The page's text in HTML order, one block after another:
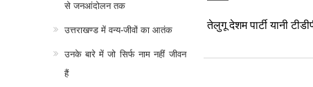
तेलुगू देशम पार्टी यानी
से जनआंदोलन तक
उत्तराखण्ड में वन्य-जीवों का आतंक
उनके बारे में जो सिर्फ नाम नहीं जीवन
हैं